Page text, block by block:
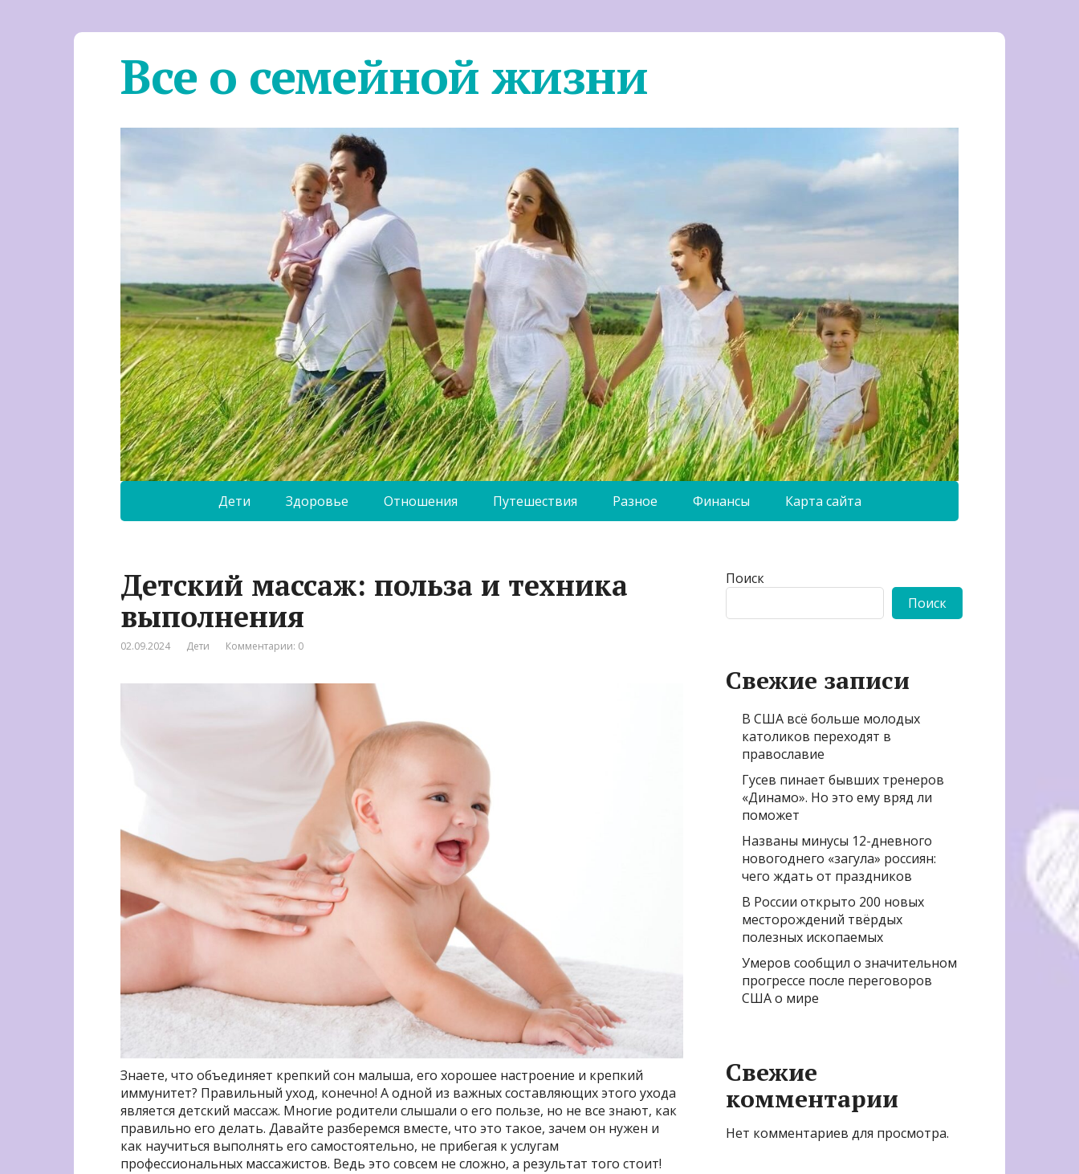
Все о семейной жизни
Дети Здоровье Отношения Путешествия Разное Финансы Карта сайта
Детский массаж: польза и техника
выполнения
02.09.2024 Дети Комментарии: 0
Знаете, что объединяет крепкий сон малыша, его хорошее настроение и крепкий
иммунитет? Правильный уход, конечно! А одной из важных составляющих этого ухода
является детский массаж. Многие родители слышали о его пользе, но не все знают, как
правильно его делать. Давайте разберемся вместе, что это такое, зачем он нужен и
как научиться выполнять его самостоятельно, не прибегая к услугам
профессиональных массажистов. Ведь это совсем не сложно, а результат того стоит!
Поиск
Поиск
Свежие записи
В США всё больше молодых
католиков переходят в
православие
Гусев пинает бывших тренеров
«Динамо». Но это ему вряд ли
поможет
Названы минусы 12-дневного
новогоднего «загула» россиян:
чего ждать от праздников
В России открыто 200 новых
месторождений твёрдых
полезных ископаемых
Умеров сообщил о значительном
прогрессе после переговоров
США о мире
Свежие
комментарии
Нет комментариев для просмотра.